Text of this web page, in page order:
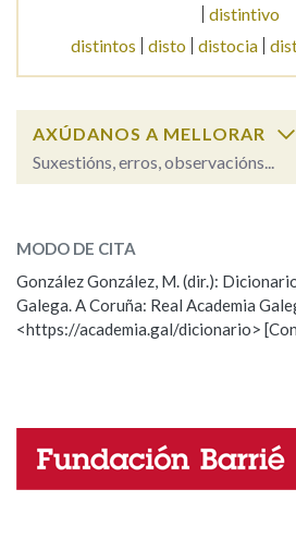
LIMPAR
distintivo
distintos
disto distocia
AXÚDANOS A MELLORAR
Suxestións, erros, observacións...
ESCOLLE UNHA OPCIÓN:
Observación Hai un erro
Propoño mellorar a definición
Nome
MODO DE CITA
González González, M. (dir.):
Galega. A Coruña: Real Academia
<https://academia.gal/dicionario>